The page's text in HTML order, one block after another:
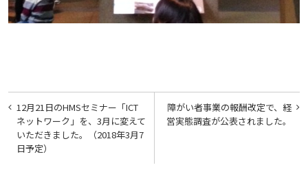
投
稿
ナ
障がい者事業の報酬改定で、経
営実態調査が公表されました。
12月21日のHMSセミナー「ICT
ネットワーク」を、3月に変えて
いただきました。（2018年3月7
日予定）